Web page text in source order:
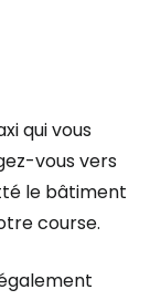
qui vous
vous vers
le bâtiment
course.